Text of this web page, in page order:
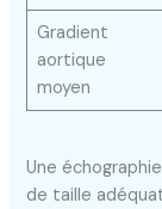
Gradient
aortique
moyen
Une
de taille